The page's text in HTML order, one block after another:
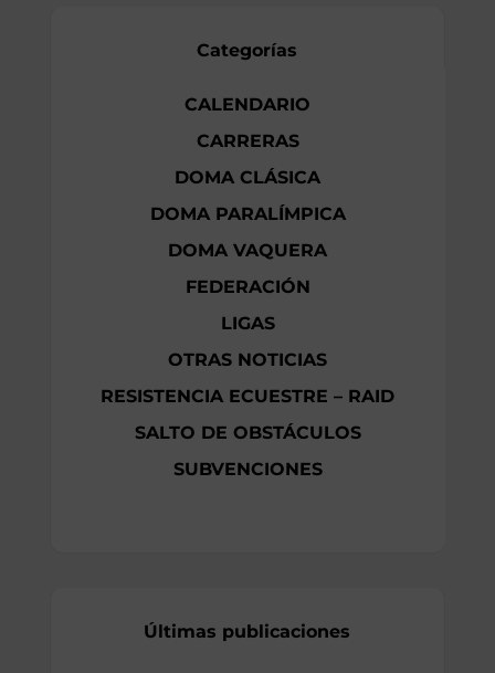
Categorías
CALENDARIO
CARRERAS
DOMA CLÁSICA
DOMA PARALÍMPICA
DOMA VAQUERA
FEDERACIÓN
LIGAS
OTRAS NOTICIAS
RESISTENCIA ECUESTRE – RAID
SALTO DE OBSTÁCULOS
SUBVENCIONES
Últimas publicaciones